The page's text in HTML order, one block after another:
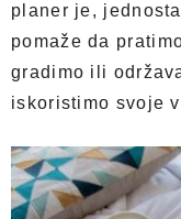
planer je,
pomaže da
gradimo ili
iskoristimo svoje